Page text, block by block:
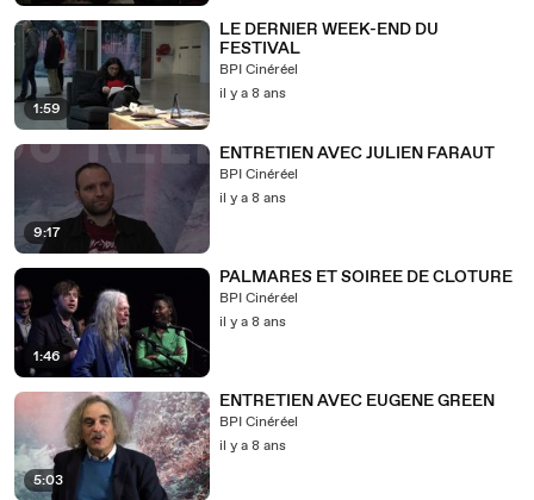
1:59
LE DERNIER WEEK-END DU
FESTIVAL
BPI Cinéréel
il y a 8 ans
9:17
ENTRETIEN AVEC JULIEN FARAUT
BPI Cinéréel
il y a 8 ans
1:46
PALMARES ET SOIREE DE CLOTURE
BPI Cinéréel
il y a 8 ans
5:03
ENTRETIEN AVEC EUGENE GREEN
BPI Cinéréel
il y a 8 ans